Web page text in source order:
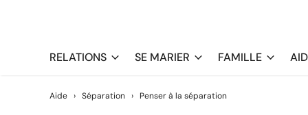
RELATIONS SE MARIER FAMILLE
Aide › Séparation › Penser à la séparation